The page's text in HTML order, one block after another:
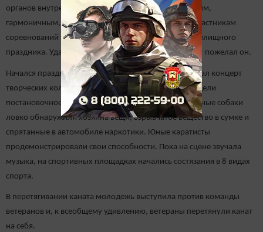
органов внутренних дел, позволяющий стать сильным,
гармоничным, ответственным человеком. Желаю участникам
соревнований успешных выступлений, а гостям – зрелищного
праздника. Удачи всем вам, победы – сильнейшим! – пожелал он.
Начался праздник с парада участников. Затем зазвучал концерт
творческих коллективов района. Также зрители увидели
постановочное выступление службы кинологов. Ученые собаки
ловко обнаружили хозяина вещи, взрывчатое вещество в сумке и
спрятанные в автомобиле наркотики. Юные каратисты
продемонстрировали свои способности. Пока на сцене звучала
музыка, на спортивных площадках начались состязания в 8 видах
спорта.
В перетягивании каната молодежь выступила против команды
ветеранов и, к всеобщему удивлению, ветераны перетянули канат
на себя.